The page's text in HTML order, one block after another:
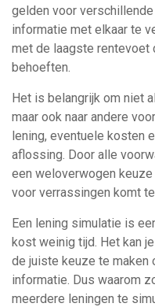
gelden voor
informatie met elkaar te
met de laagste rentevoet
behoeften.
Het is belangrijk om niet
maar ook naar andere
lening, eventuele kosten
aflossing. Door alle
een weloverwogen
voor verrassingen komt
Een lening simulatie is
kost weinig tijd. Het kan
de juiste keuze te maken
informatie. Dus waarom
meerdere leningen te